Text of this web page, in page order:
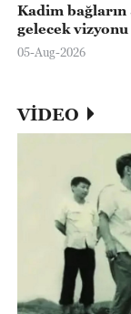
Kadim bağların
gelecek vizyonu
05-Aug-2026
VİDEO